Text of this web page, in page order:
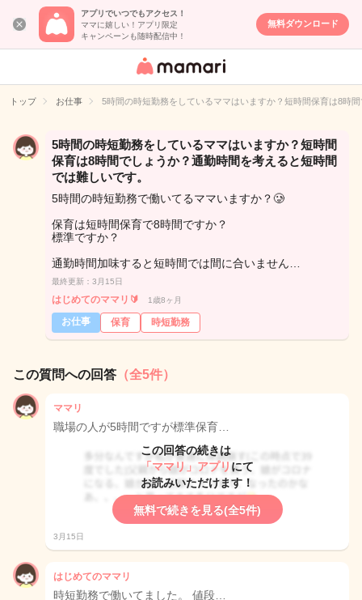
アプリでいつでもアクセス！
ママに嬉しい！アプリ限定
キャンペーンも随時配信中！
無料ダウンロード
女性専用匿名QA
イト
トップ お仕事 5時間の時短勤務をしているママはいますか？短時間保育は8時
5時間の時短勤務をしているママはいますか？短時間
保育は8時間でしょうか？通勤時間を考えると短時間
では難しいです。
5時間の時短勤務で働いてるママいますか？🥲
保育は短時間保育で8時間ですか？
標準ですか？
通勤時間加味すると短時間では間に合いません…
最終更新：3月15日
はじめてのママリ🔰 1歳8ヶ月
お仕事 保育 時短勤務
この質問への回答 （全5件）
ママリ
職場の人が5時間ですが標準保育…
この回答の続きは
「ママリ」アプリ にて
お読みいただけます！
無料で続きを見る(全5件)
3月15日
はじめてのママリ
時短勤務で働いてました。 値段…